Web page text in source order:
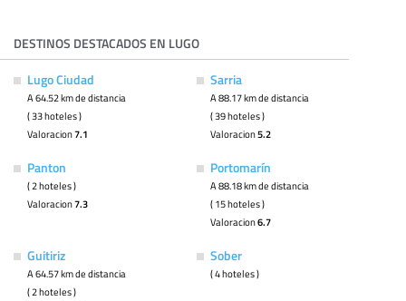
DESTINOS DESTACADOS EN LUGO
Lugo Ciudad
A 64.52 km de distancia
( 33 hoteles )
Valoracion7.1
Sarria
A 88.17 km de distancia
( 39 hoteles )
Valoracion5.2
Panton
( 2 hoteles )
Valoracion7.3
Portomarín
A 88.18 km de distancia
( 15 hoteles )
Valoracion6.7
Guitiriz
A 64.57 km de distancia
( 2 hoteles )
Sober
( 4 hoteles )